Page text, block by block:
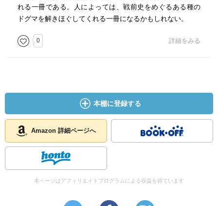
れる一冊である。人によっては、戦前史をめぐるある種の
ドグマを解きほぐしてくれる一冊になるかもしれない。
0 詳細をみる
本棚に登録する
Amazon 詳細ページへ
本ページはアフィリエイトプログラムによる収益を得ています